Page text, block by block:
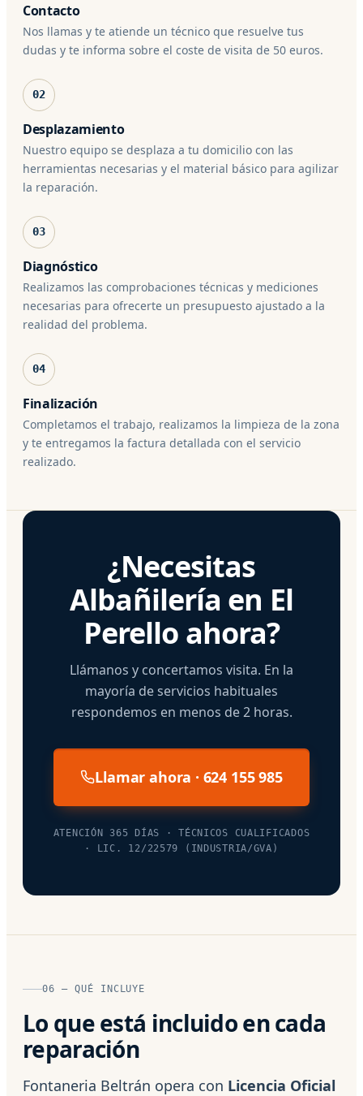
Contacto
Nos llamas y te atiende un técnico que resuelve tus
dudas y te informa sobre el coste de visita de 50 euros.
02
Desplazamiento
Nuestro equipo se desplaza a tu domicilio con las
herramientas necesarias y el material básico para agilizar
la reparación.
03
Diagnóstico
Realizamos las comprobaciones técnicas y mediciones
necesarias para ofrecerte un presupuesto ajustado a la
realidad del problema.
04
Finalización
Completamos el trabajo, realizamos la limpieza de la zona
y te entregamos la factura detallada con el servicio
realizado.
¿Necesitas
Albañilería en El
Perello ahora?
Llámanos y concertamos visita. En la
mayoría de servicios habituales
respondemos en menos de 2 horas.
Llamar ahora · 624 155 985
ATENCIÓN 365 DÍAS · TÉCNICOS CUALIFICADOS
· LIC. 12/22579 (INDUSTRIA/GVA)
06 — QUÉ INCLUYE
Lo que está incluido en cada
reparación
Fontaneria Beltrán opera con Licencia Oficial